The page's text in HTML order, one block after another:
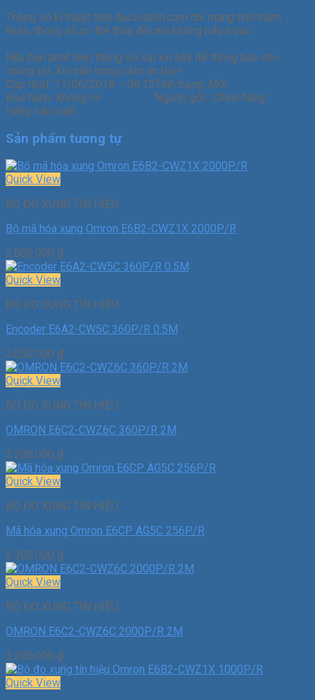
Thông số kĩ thuật trên ducvutech.com chỉ mang tính tham
khảo, thông số có thể thay đổi mà không báo trước.
Nếu bạn phát hiện thông số sai xin hãy để thông báo cho
chúng tôi. Xin trân trọng cảm ơn bạn!
Cập nhật: 11/06/2018 – 09:13Tình trạng: Mới
Bảo hành: Không có Nguồn gốc: Chính hãng
Hãng sản xuất
Sản phẩm tương tự
Quick View
BỘ ĐO XUNG TÍN HIỆU
Bộ mã hóa xung Omron E6B2-CWZ1X 2000P/R
2.800.000 ₫
Quick View
BỘ ĐO XUNG TÍN HIỆU
Encoder E6A2-CW5C 360P/R 0.5M
2.050.000 ₫
Quick View
BỘ ĐO XUNG TÍN HIỆU
OMRON E6C2-CWZ6C 360P/R 2M
3.200.000 ₫
Quick View
BỘ ĐO XUNG TÍN HIỆU
Mã hóa xung Omron E6CP AG5C 256P/R
2.300.000 ₫
Quick View
BỘ ĐO XUNG TÍN HIỆU
OMRON E6C2-CWZ6C 2000P/R 2M
3.200.000 ₫
Quick View